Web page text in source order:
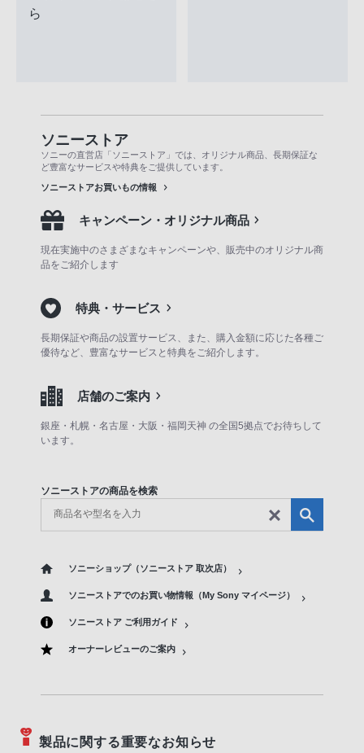
ら
ソニーストア
ソニーの直営店「ソニーストア」では、オリジナル商品、長期保証な
ど豊富なサービスや特典をご提供しています。
ソニーストアお買いもの情報
キャンペーン・オリジナル商品
現在実施中のさまざまなキャンペーンや、販売中のオリジナル商
品をご紹介します
特典・サービス
長期保証や商品の設置サービス、また、購入金額に応じた各種ご
優待など、豊富なサービスと特典をご紹介します。
店舗のご案内
銀座・札幌・名古屋・大阪・福岡天神 の全国5拠点でお待ちして
います。
ソニーストアの商品を検索
ソニーショップ（ソニーストア 取次店）
ソニーストアでのお買い物情報（My Sony マイページ）
ソニーストア ご利用ガイド
オーナーレビューのご案内
製品に関する重要なお知らせ